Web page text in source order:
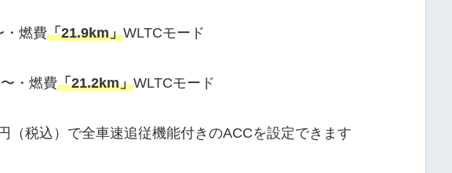
・燃費「21.9km」WLTCモード
・燃費「21.2km」WLTCモード
税込）で全車速追従機能付きのACCを設定できます